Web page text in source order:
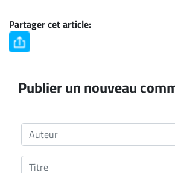
Partager cet article:
Publier un nouveau